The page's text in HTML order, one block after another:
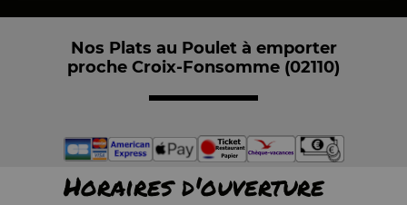
Nos Plats au Poulet à emporter
proche Croix-Fonsomme (02110)
Horaires d'ouverture